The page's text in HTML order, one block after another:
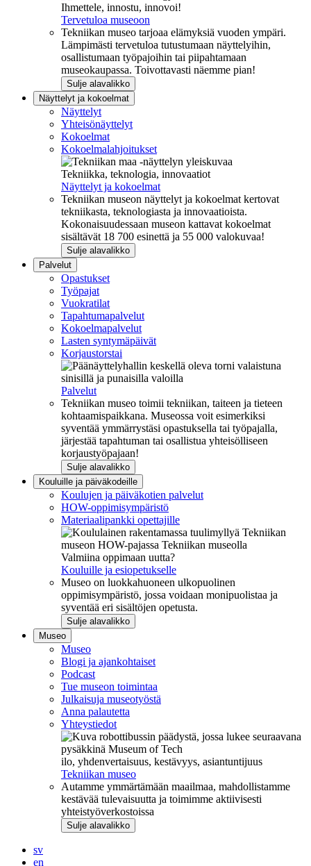
Ihmettele, innostu, innovoi!
Tervetuloa museoon
Tekniikan museo tarjoaa elämyksiä vuoden ympäri.
Lämpimästi tervetuloa tutustumaan näyttelyihin,
osallistumaan työpajoihin tai piipahtamaan
museokaupassa. Toivottavasti näemme pian!
Sulje alavalikko
Näyttelyt ja kokoelmat
Näyttelyt
Yhteisönäyttelyt
Kokoelmat
Kokoelmalahjoitukset
Tekniikka, teknologia, innovaatiot
Näyttelyt ja kokoelmat
Tekniikan museon näyttelyt ja kokoelmat kertovat
tekniikasta, teknologiasta ja innovaatioista.
Kokonaisuudessaan museon kattavat kokoelmat
sisältävät 18 700 esinettä ja 55 000 valokuvaa!
Sulje alavalikko
Palvelut
Opastukset
Työpajat
Vuokratilat
Tapahtumapalvelut
Kokoelmapalvelut
Lasten syntymäpäivät
Korjaustorstai
Palvelut
Tekniikan museo toimii tekniikan, taiteen ja tieteen
kohtaamispaikkana. Museossa voit esimerkiksi
syventää ymmärrystäsi opastuksella tai työpajalla,
järjestää tapahtuman tai osallistua yhteisölliseen
korjaustyöpajaan!
Sulje alavalikko
Kouluille ja päiväkodeille
Koulujen ja päiväkotien palvelut
HOW-oppimisympäristö
Materiaalipankki opettajille
Valmiina oppimaan uutta?
Kouluille ja esiopetukselle
Museo on luokkahuoneen ulkopuolinen
oppimisympäristö, jossa voidaan monipuolistaa ja
syventää eri sisältöjen opetusta.
Sulje alavalikko
Museo
Museo
Blogi ja ajankohtaiset
Podcast
Tue museon toimintaa
Julkaisuja museotyöstä
Anna palautetta
Yhteystiedot
ilo, yhdenvertaisuus, kestävyys, asiantuntijuus
Tekniikan museo
Autamme ymmärtämään maailmaa, mahdollistamme
kestävää tulevaisuutta ja toimimme aktiivisesti
yhteistyöverkostoissa
Sulje alavalikko
sv
en